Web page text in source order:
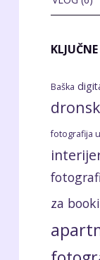
KLJUČNE
Baška
fotografija
za